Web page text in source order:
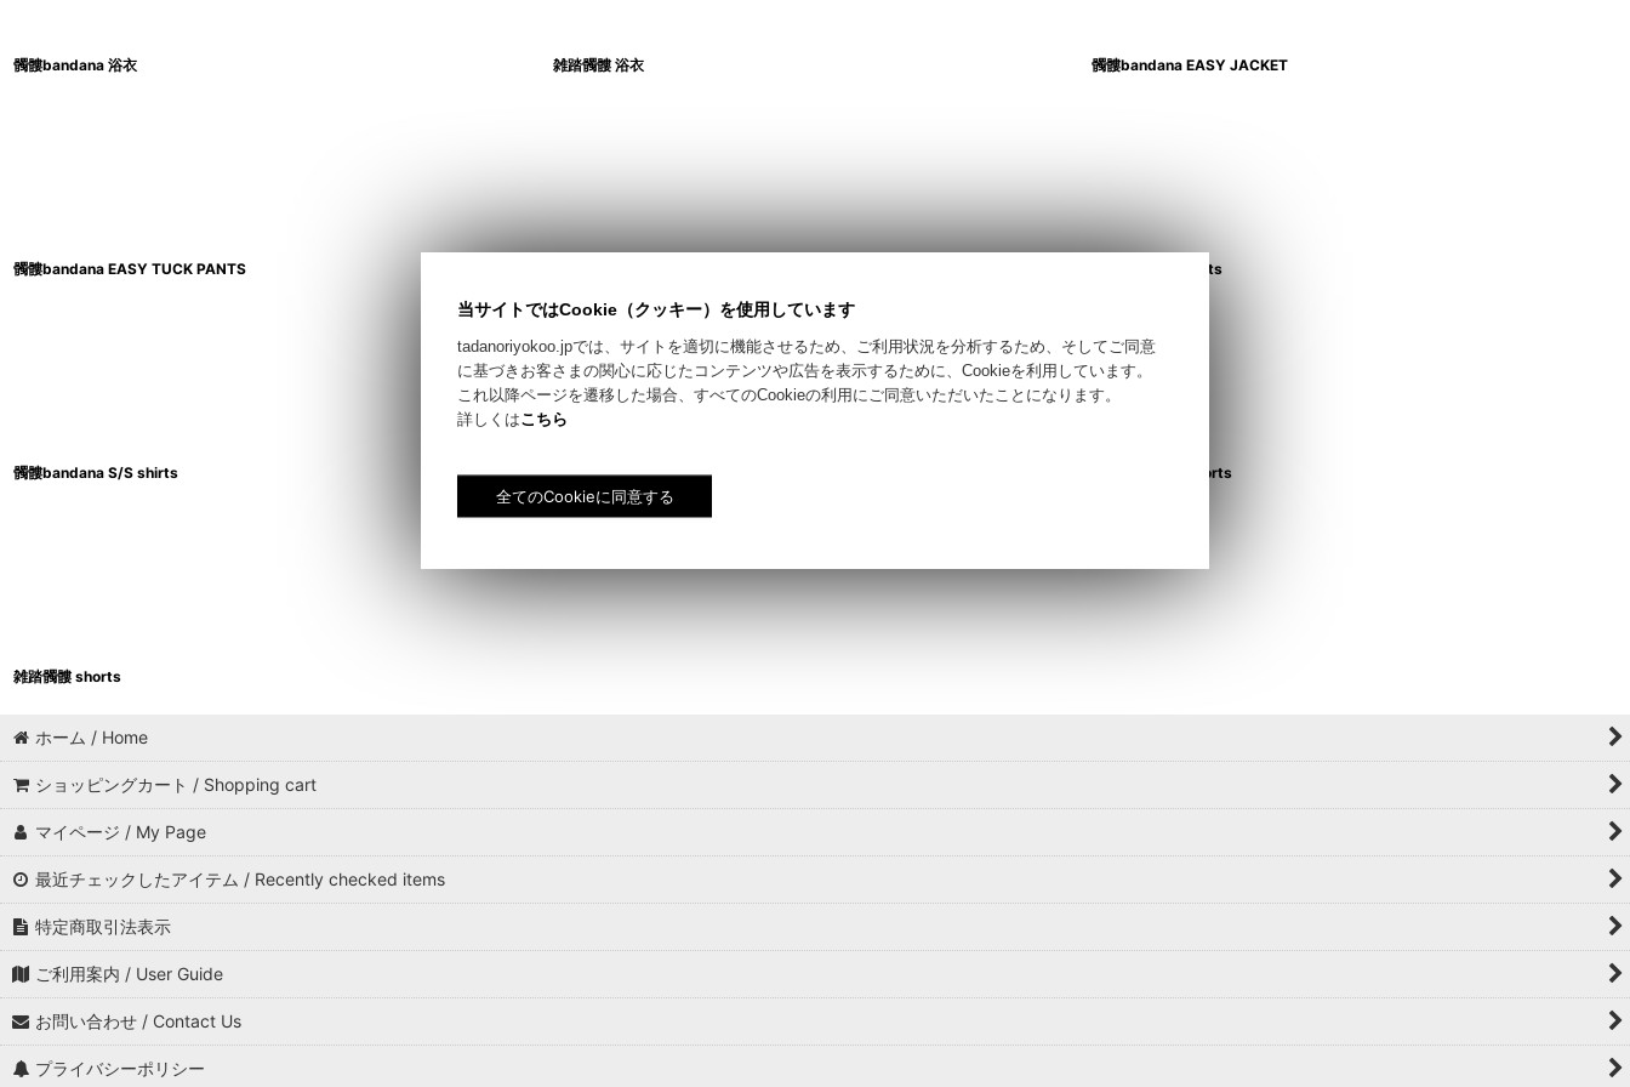
髑髏bandana 浴衣 雑踏髑髏 浴衣 髑髏bandana EASY JACKET
髑髏bandana EASY TUCK PANTS 雑踏髑髏 L/S shirts
髑髏bandana S/S shirts 雑踏髑髏 S/S shirts 髑髏bandana shorts
雑踏髑髏 shorts
ホーム / Home
ショッピングカート / Shopping cart
マイページ / My Page
最近チェックしたアイテム / Recently checked items
特定商取引法表示
ご利用案内 / User Guide
お問い合わせ / Contact Us
プライバシーポリシー
当サイトではCookie（クッキー）を使用しています
tadanoriyokoo.jpでは、サイトを適切に機能させるため、ご利用状況を分析するため、そしてご同意
に基づきお客さまの関心に応じたコンテンツや広告を表示するために、Cookieを利用しています。
これ以降ページを遷移した場合、すべてのCookieの利用にご同意いただいたことになります。
詳しくはこちら